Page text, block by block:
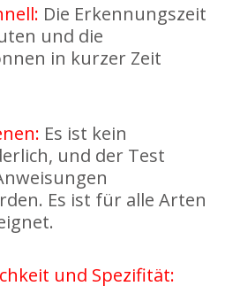
Die Erkennungszeit
und die
in kurzer Zeit
Es ist kein
und der Test
Es ist für alle Arten
und Spezifität: